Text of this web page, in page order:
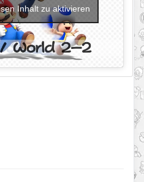
Inhalt zu aktivieren